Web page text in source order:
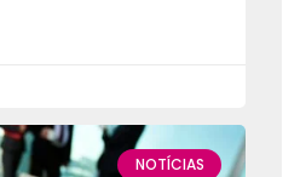
NOTÍCIAS